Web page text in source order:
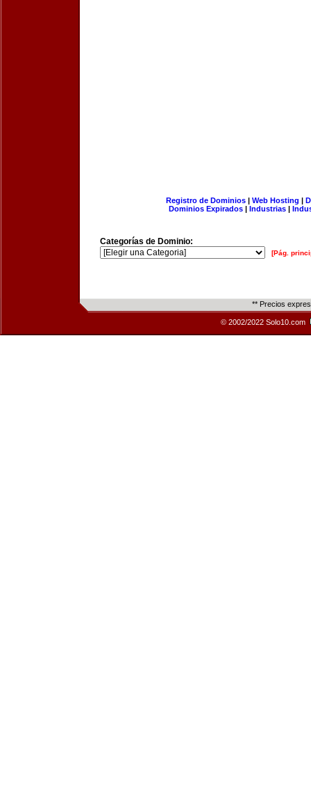
Registro de Dominios| Web Hosting |
Dominios Expirados | Industrias |
Categorías de Dominio:
[Pág.
** Precios
© 2002/2022 Solo10.com